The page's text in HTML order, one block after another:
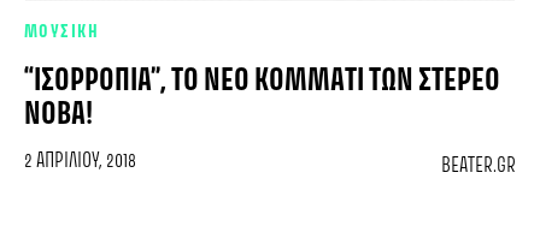
ΜΟΥΣΙΚΗ
“ΙΣΟΡΡΟΠΊΑ”, ΤΟ ΝΈΟ ΚΟΜΜΆΤΙ ΤΩΝ ΣΤΈΡΕΟ
ΝΌΒΑ!
2 ΑΠΡΙΛΊΟΥ, 2018 BEATER.GR